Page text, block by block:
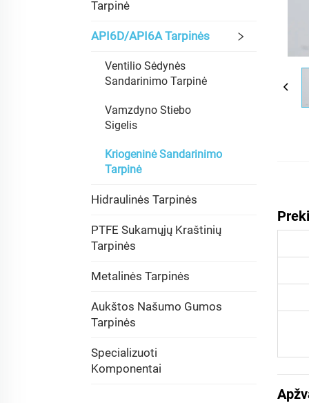
Tarpinė
API6D/API6A Tarpinės
Ventilio Sėdynės
Sandarinimo Tarpinė
Vamzdyno Stiebo
Sigelis
Kriogeninė Sandarinimo
Tarpinė
Hidraulinės Tarpinės
PTFE Sukamųjų Kraštinių
Tarpinės
Metalinės Tarpinės
Aukštos Našumo Gumos
Tarpinės
Specializuoti
Komponentai